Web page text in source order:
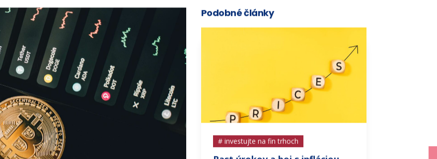
Podobné články
# investujte na fin trhoch # investujte na fin trhoch # investujte na